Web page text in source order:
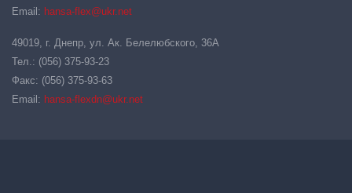
Email: hansa-flex@ukr.net
49019, г. Днепр, ул. Ак. Белелюбского, 36А
Тел.: (056) 375-93-23
Факс: (056) 375-93-63
Email: hansa-flexdn@ukr.net